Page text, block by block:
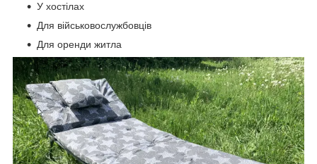
У хостілах
Для військовослужбовців
Для оренди житла